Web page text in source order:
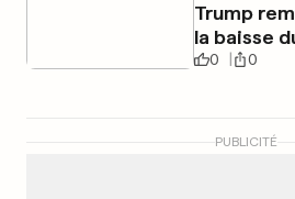
Trump
la baisse
0 0
PUBLICITÉ